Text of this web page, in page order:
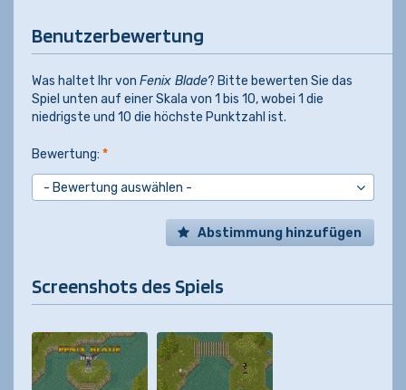
Benutzerbewertung
Was haltet Ihr von Fenix Blade? Bitte bewerten Sie das
Spiel unten auf einer Skala von 1 bis 10, wobei 1 die
niedrigste und 10 die höchste Punktzahl ist.
Bewertung: *
Abstimmung hinzufügen
Screenshots des Spiels